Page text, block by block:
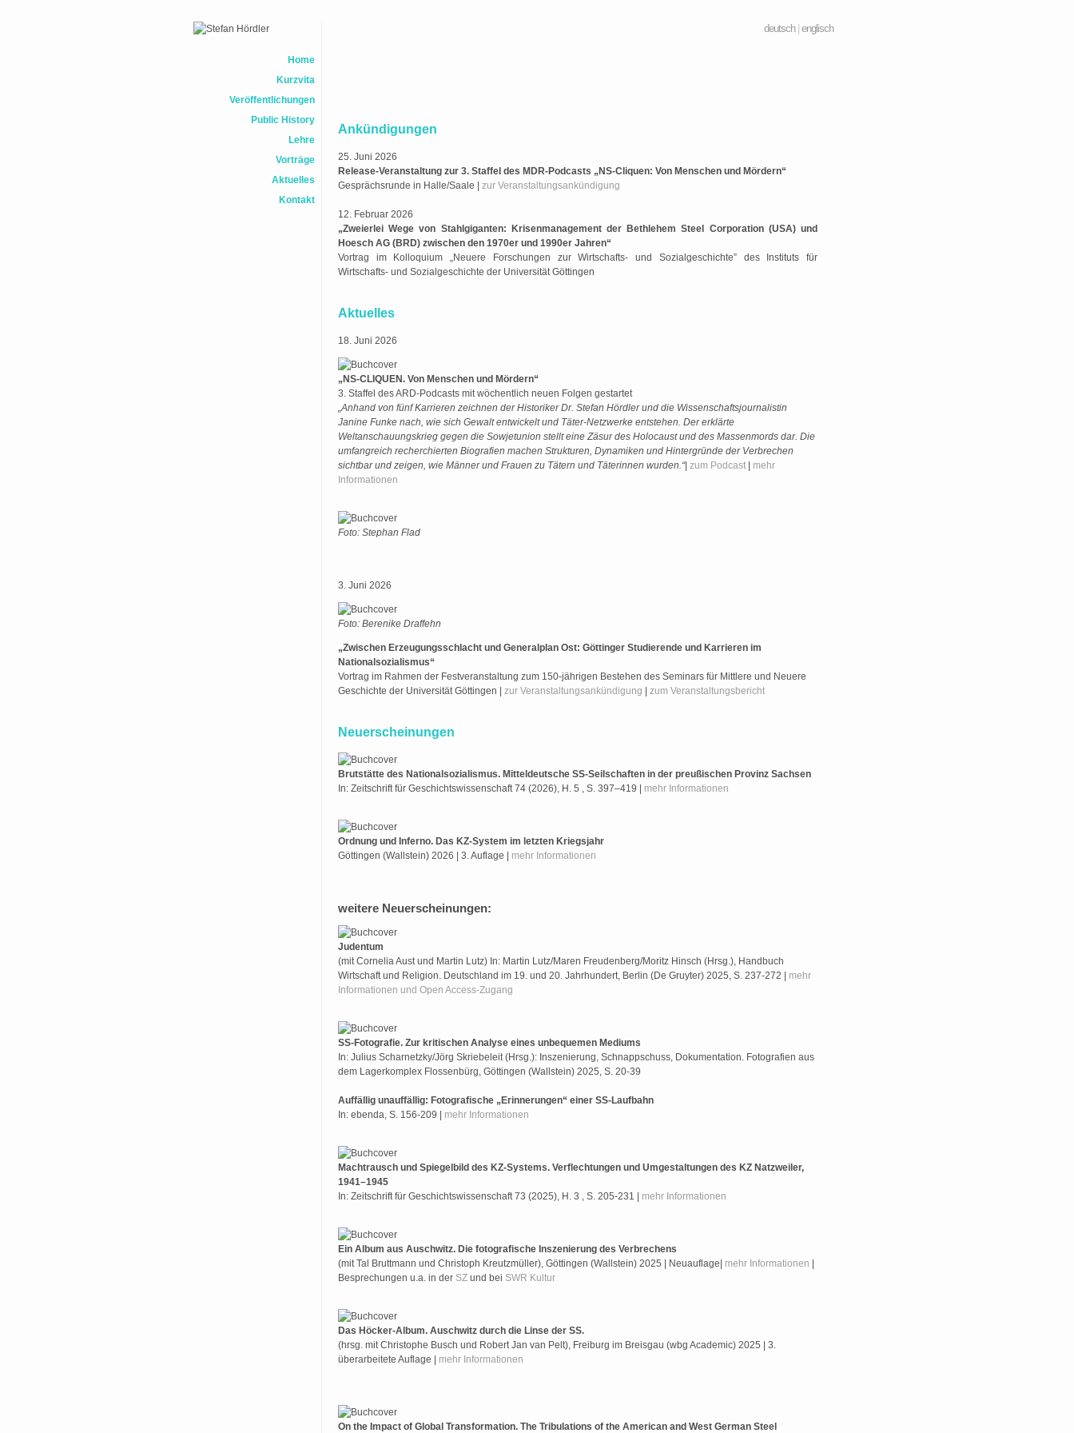
Home
Kurzvita
Veröffentlichungen
Public History
Lehre
Vorträge
Aktuelles
Kontakt
deutsch| englisch
Ankündigungen
25. Juni 2026
Release-Veranstaltung zur 3. Staffel des MDR-Podcasts „NS-Cliquen: Von Menschen und Mördern“
Gesprächsrunde in Halle/Saale | zur Veranstaltungsankündigung
12. Februar 2026
„Zweierlei Wege von Stahlgiganten: Krisenmanagement der Bethlehem Steel Corporation (USA) und
Hoesch AG (BRD) zwischen den 1970er und 1990er Jahren“
Vortrag im Kolloquium „Neuere Forschungen zur Wirtschafts- und Sozialgeschichte” des Instituts für
Wirtschafts- und Sozialgeschichte der Universität Göttingen
Aktuelles
18. Juni 2026
„NS-CLIQUEN. Von Menschen und Mördern“
3. Staffel des ARD-Podcasts mit wöchentlich neuen Folgen gestartet
„Anhand von fünf Karrieren zeichnen der Historiker Dr. Stefan Hördler und die Wissenschaftsjournalistin
Janine Funke nach, wie sich Gewalt entwickelt und Täter-Netzwerke entstehen. Der erklärte
Weltanschauungskrieg gegen die Sowjetunion stellt eine Zäsur des Holocaust und des Massenmords dar. Die
umfangreich recherchierten Biografien machen Strukturen, Dynamiken und Hintergründe der Verbrechen
sichtbar und zeigen, wie Männer und Frauen zu Tätern und Täterinnen wurden.“| zum Podcast
mehr
Informationen
Foto: Stephan Flad
3. Juni 2026
Foto: Berenike Draffehn
„Zwischen Erzeugungsschlacht und Generalplan Ost: Göttinger Studierende und Karrieren im
Nationalsozialismus“
Vortrag im Rahmen der Festveranstaltung zum 150-jährigen Bestehen des Seminars für Mittlere und Neuere
Geschichte der Universität Göttingen | zur Veranstaltungsankündigung zum Veranstaltungsbericht
Neuerscheinungen
Brutstätte des Nationalsozialismus. Mitteldeutsche SS-Seilschaften in der preußischen Provinz Sachsen
In: Zeitschrift für Geschichtswissenschaft 74 (2026), H. 5 , S. 397–419 | mehr Informationen
Ordnung und Inferno. Das KZ-System im letzten Kriegsjahr
Göttingen (Wallstein) 2026 | 3. Auflage | mehr Informationen
weitere Neuerscheinungen:
Judentum
(mit Cornelia Aust und Martin Lutz) In: Martin Lutz/Maren Freudenberg/Moritz Hinsch (Hrsg.), Handbuch
Wirtschaft und Religion. Deutschland im 19. und 20. Jahrhundert, Berlin (De Gruyter) 2025, S. 237-272 | mehr
Informationen und Open Access-Zugang
SS-Fotografie. Zur kritischen Analyse eines unbequemen Mediums
In: Julius Scharnetzky/Jörg Skriebeleit (Hrsg.): Inszenierung, Schnappschuss, Dokumentation. Fotografien aus
dem Lagerkomplex Flossenbürg, Göttingen (Wallstein) 2025, S. 20-39
Auffällig unauffällig: Fotografische „Erinnerungen“ einer SS-Laufbahn
In: ebenda, S. 156-209 | mehr Informationen
Machtrausch und Spiegelbild des KZ-Systems. Verflechtungen und Umgestaltungen des KZ Natzweiler,
1941–1945
In: Zeitschrift für Geschichtswissenschaft 73 (2025), H. 3 , S. 205-231 | mehr Informationen
Ein Album aus Auschwitz. Die fotografische Inszenierung des Verbrechens
(mit Tal Bruttmann und Christoph Kreutzmüller), Göttingen (Wallstein) 2025 | Neuauflage| mehr Informationen
Besprechungen u.a. in der SZ und bei SWR Kultur
Das Höcker-Album. Auschwitz durch die Linse der SS.
(hrsg. mit Christophe Busch und Robert Jan van Pelt), Freiburg im Breisgau (wbg Academic) 2025 | 3.
überarbeitete Auflage | mehr Informationen
On the Impact of Global Transformation. The Tribulations of the American and West German Steel